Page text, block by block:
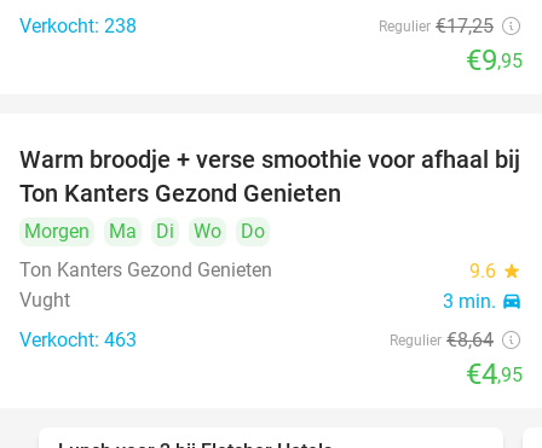
Verkocht: 238 Regulier €17,25
€9,95
43%
Warm broodje + verse smoothie voor afhaal bij
Ton Kanters Gezond Genieten
Morgen Ma Di Wo
Do
Ton Kanters Gezond Genieten
9.6 star
Vught 3 min. directions_car
Verkocht: 463 Regulier €8,64
€4,95